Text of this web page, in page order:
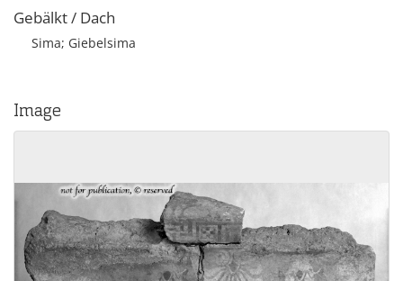
Gebälkt / Dach
Sima; Giebelsima
Image